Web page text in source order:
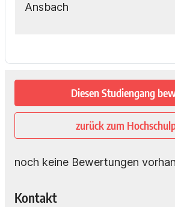
Ansbach
Diesen Studiengang
zurück zum
noch keine Bewertungen
Kontakt